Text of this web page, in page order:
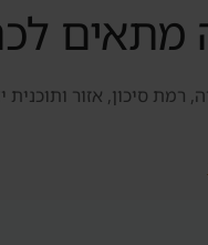
מתאים
רמת סיכון, אזור